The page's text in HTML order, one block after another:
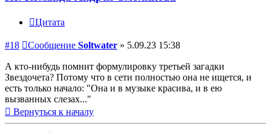
Цитата
#18 Сообщение Soltwater » 5.09.23 15:38
А кто-нибудь помнит формулировку третьей загадки
Звездочета? Потому что в сети полностью она не ищется, и
есть только начало: "Она и в музыке красива, и в ею
вызванных слезах..."
Вернуться к началу